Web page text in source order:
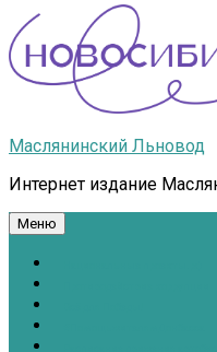
Маслянинский Льновод
Интернет издание
Меню